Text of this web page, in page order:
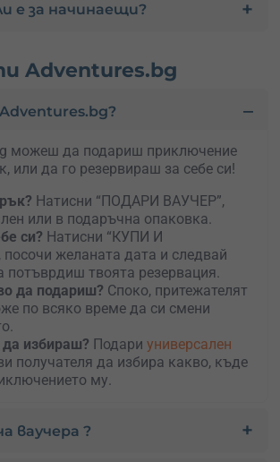
е за начинаещи?
Adventures.bg
можеш да подариш приключение
или да го резервираш за себе си!
Натисни “ПОДАРИ ВАУЧЕР”,
или в подаръчна опаковка.
си? Натисни “КУПИ И
желаната дата и следвай
потъврдиш твоята резервация.
да подариш? Споко, притежателят
по всяко време да си смени
избираш? Подари универсален
получателя да избира какво, къде
му.
ваучера ?